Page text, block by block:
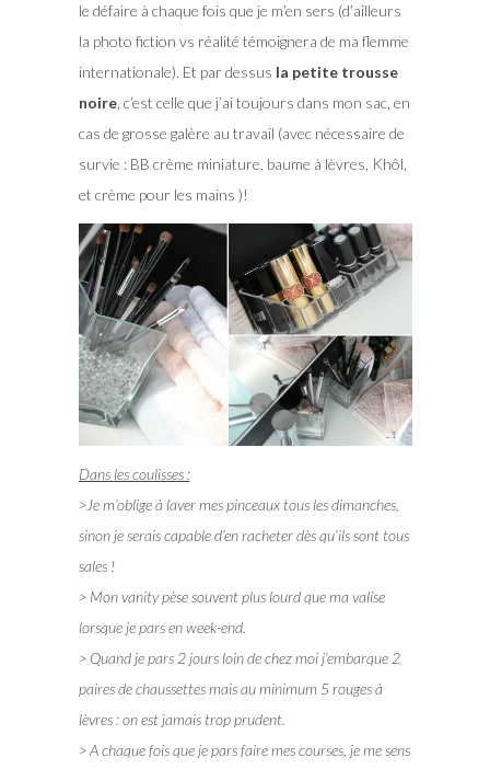
le défaire à chaque fois que je m’en sers (d’ailleurs
la photo fiction vs réalité témoignera de ma flemme
internationale). Et par dessus la petite trousse
noire, c’est celle que j’ai toujours dans mon sac, en
cas de grosse galère au travail (avec nécessaire de
survie : BB crème miniature, baume à lèvres, Khôl,
et crème pour les mains )!
Dans les coulisses :
>Je m’oblige à laver mes pinceaux tous les dimanches,
sinon je serais capable d’en racheter dès qu’ils sont tous
sales !
> Mon vanity pèse souvent plus lourd que ma valise
lorsque je pars en week-end.
> Quand je pars 2 jours loin de chez moi j’embarque 2
paires de chaussettes mais au minimum 5 rouges à
lèvres : on est jamais trop prudent.
> A chaque fois que je pars faire mes courses, je me sens